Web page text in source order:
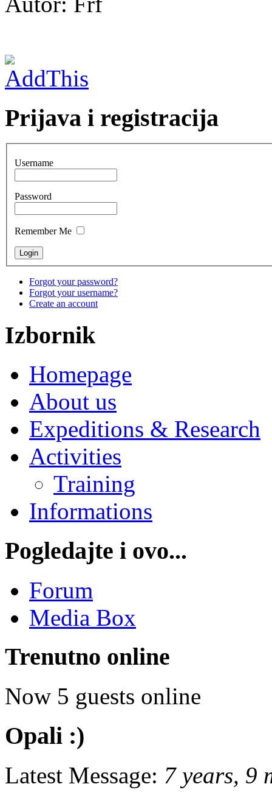
Prijava i registracija
Username
Password
Remember Me
Forgot your password?
Forgot your username?
Create an account
Izbornik
Homepage
About us
Expeditions & Research
Activities
Training
Informations
Pogledajte i ovo...
Forum
Media Box
Trenutno online
Now 5 guests online
Opali :)
Latest Message: 7 years, 9